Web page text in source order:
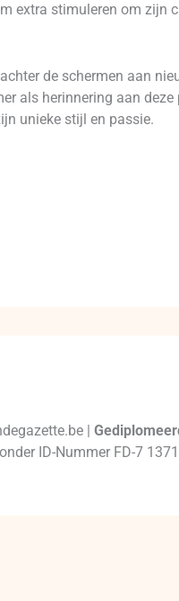
extra stimuleren om zijn
de schermen aan
als herinnering aan
unieke stijl en passie.
|
ID-Nummer FD-7